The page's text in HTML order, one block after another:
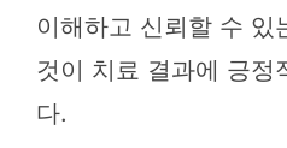
이해하고 신뢰할 수 있
것이 치료 결과에 긍정
다.